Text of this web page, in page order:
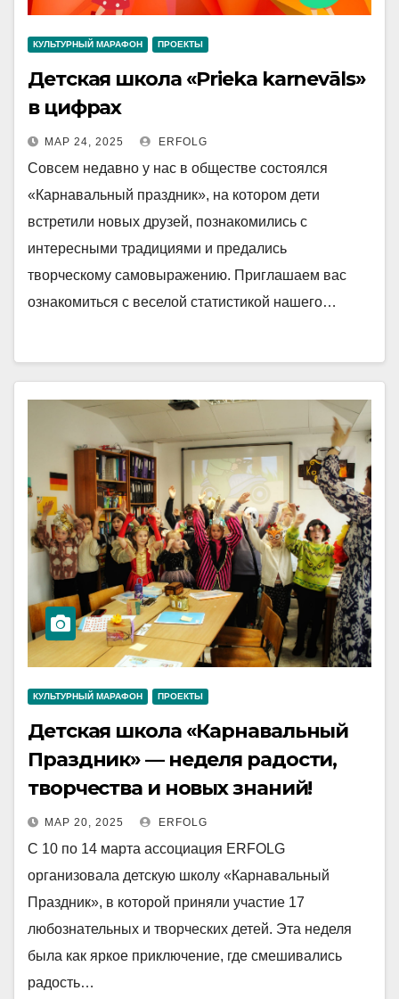
КУЛЬТУРНЫЙ МАРАФОН ПРОЕКТЫ
Детская школа «Prieka karnevāls»
в цифрах
МАР 24, 2025 ERFOLG
Совсем недавно у нас в обществе состоялся
«Карнавальный праздник», на котором дети
встретили новых друзей, познакомились с
интересными традициями и предались
творческому самовыражению. Приглашаем вас
ознакомиться с веселой статистикой нашего…
КУЛЬТУРНЫЙ МАРАФОН ПРОЕКТЫ
Детская школа «Карнавальный
Праздник» — неделя радости,
творчества и новых знаний!
МАР 20, 2025 ERFOLG
С 10 по 14 марта ассоциация ERFOLG
организовала детскую школу «Карнавальный
Праздник», в которой приняли участие 17
любознательных и творческих детей. Эта неделя
была как яркое приключение, где смешивались
радость…